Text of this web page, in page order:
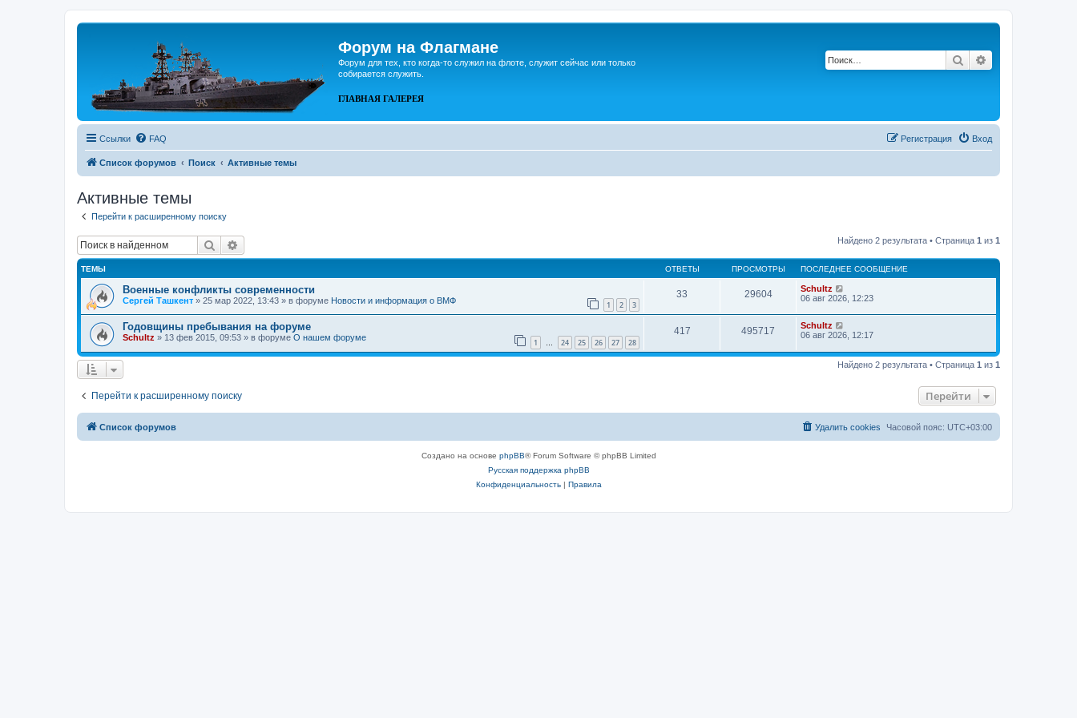
Форум на Флагмане
Форум для тех, кто когда-то служил на флоте, служит сейчас или только
собирается служить.
ГЛАВНАЯ ГАЛЕРЕЯ
Поиск
Ссылки FAQ Вход
Регистрация
Список форумов Поиск Активные темы
Активные темы
Перейти к расширенному поиску
Поиск Найдено 2 результата • Страница 1 из 1
ТЕМЫ ОТВЕТЫ ПРОСМОТРЫ ПОСЛЕДНЕЕ СООБЩЕНИЕ
Военные конфликты современности
Сергей Ташкент » 25 мар 2022, 13:43 » в форуме Новости и информация о ВМФ 1 2 3
33 29604
Schultz
06 авг 2026, 12:23
Годовщины пребывания на форуме
Schultz » 13 фев 2015, 09:53 » в форуме О нашем форуме 1 … 24 25 26 27 28
417 495717
Schultz
06 авг 2026, 12:17
Найдено 2 результата • Страница 1 из 1
Перейти к расширенному поиску Перейти
Список форумов Часовой пояс: UTC+03:00
Удалить cookies
Создано на основе phpBB® Forum Software © phpBB Limited
Русская поддержка phpBB
Конфиденциальность| Правила